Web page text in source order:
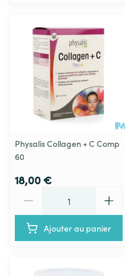
Physalis Collagen + C Comp
60
18,00 €
Ajouter au panier